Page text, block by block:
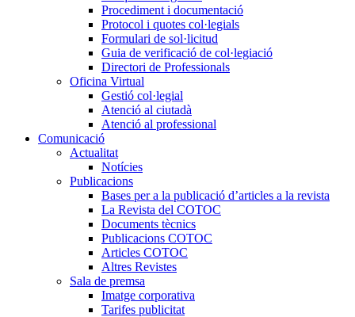
Procediment i documentació
Protocol i quotes col·legials
Formulari de sol·licitud
Guia de verificació de col·legiació
Directori de Professionals
Oficina Virtual
Gestió col·legial
Atenció al ciutadà
Atenció al professional
Comunicació
Actualitat
Notícies
Publicacions
Bases per a la publicació d’articles a la revista
La Revista del COTOC
Documents tècnics
Publicacions COTOC
Articles COTOC
Altres Revistes
Sala de premsa
Imatge corporativa
Tarifes publicitat